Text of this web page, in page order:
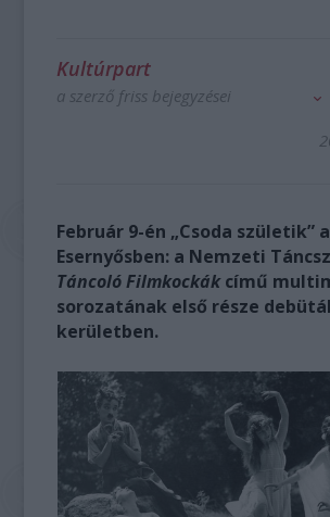
Kultúrpart
a szerző friss bejegyzései
Február 9-én „Csoda születik”
Esernyősben: a Nemzeti
Táncoló Filmkockákcímű
sorozatának első része
kerületben.